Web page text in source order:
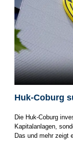
Huk-Coburg
Die Huk-Coburg
Kapitalanlagen,
Das und mehr zeigt